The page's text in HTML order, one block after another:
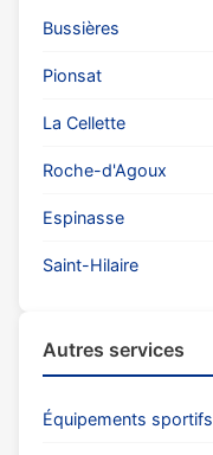
Bussières
Pionsat
La Cellette
Roche-d'Agoux
Espinasse
Saint-Hilaire
Autres services
Équipements sportifs